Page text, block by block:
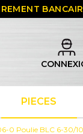
PIECES
0 Poulie BLC 6-30/